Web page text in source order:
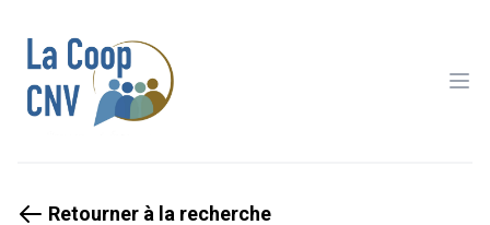
Retourner à la recherche